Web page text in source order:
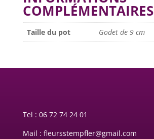
COMPLÉMENTAIRES
Taille du pot Godet de 9 cm
Tel : 06 72 74 24 01
Mail : fleursstempfler@gmail.com